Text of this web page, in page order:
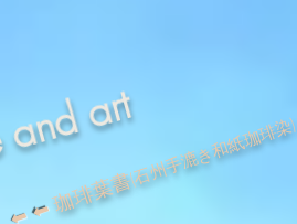
art
art
⬅︎ ⬅︎珈琲葉書
(石州手漉き和紙珈琲染)